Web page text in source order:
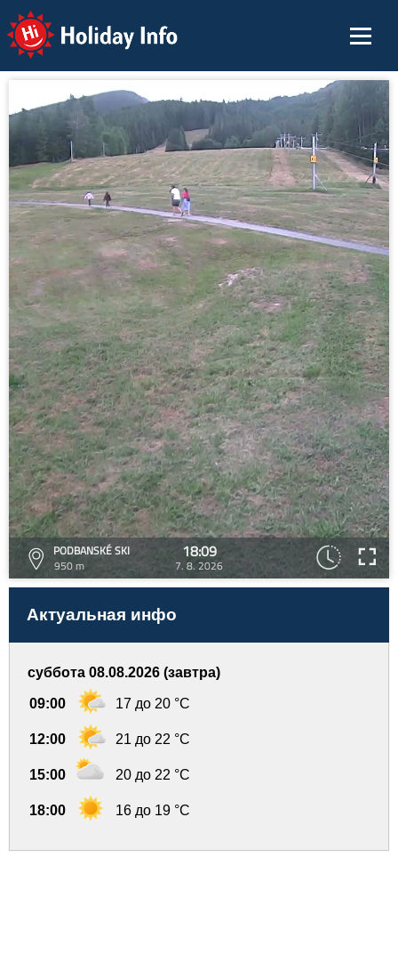
Holiday Info
PODBANSKÉ SKI
950 m
18:09
7. 8. 2026
Актуальная инфо
суббота 08.08.2026 (завтра)
09:00 17 до 20 °C
12:00 21 до 22 °C
15:00 20 до 22 °C
18:00 16 до 19 °C